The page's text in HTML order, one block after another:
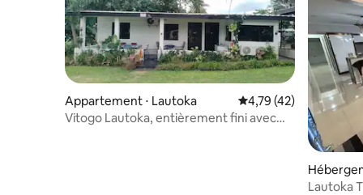
Appartement ⋅ Lautoka Évaluation moyenne
4,79 (42)
Vitogo Lautoka, entièrement fini avec
Lautoka